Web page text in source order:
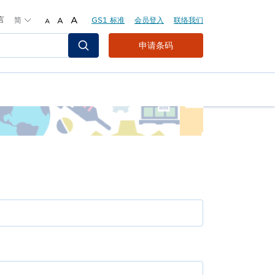
简 A A A GS1 标准 会员登入 联络我们
Header
Top
Menu
申请条码